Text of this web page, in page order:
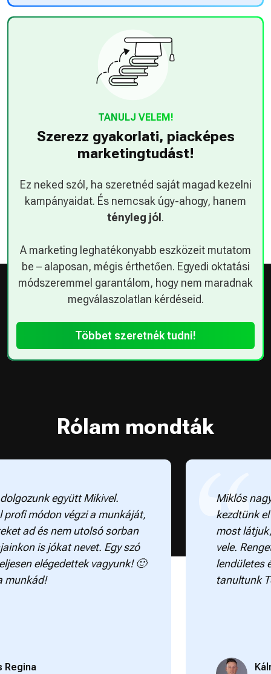
TANULJ VELEM!
Szerezz gyakorlati, piacképes
marketingtudást!
Ez neked szól, ha szeretnéd saját magad kezelni
kampányaidat. És nemcsak úgy-ahogy, hanem
tényleg jól .
A marketing leghatékonyabb eszközeit mutatom
be – alaposan, mégis érthetően. Egyedi oktatási
módszeremmel garantálom, hogy nem maradnak
megválaszolatlan kérdéseid.
Többet szeretnék tudni!
Rólam mondták
együtt Mikivel.
módon végzi a munkáját,
ad és nem utolsó sorban
is jókat nevet. Egy szó
elégedettek vagyunk! 🙂
Miklós
kezdtünk el
most látjuk,
vele.
lendületes és
tanultunk Tőle.